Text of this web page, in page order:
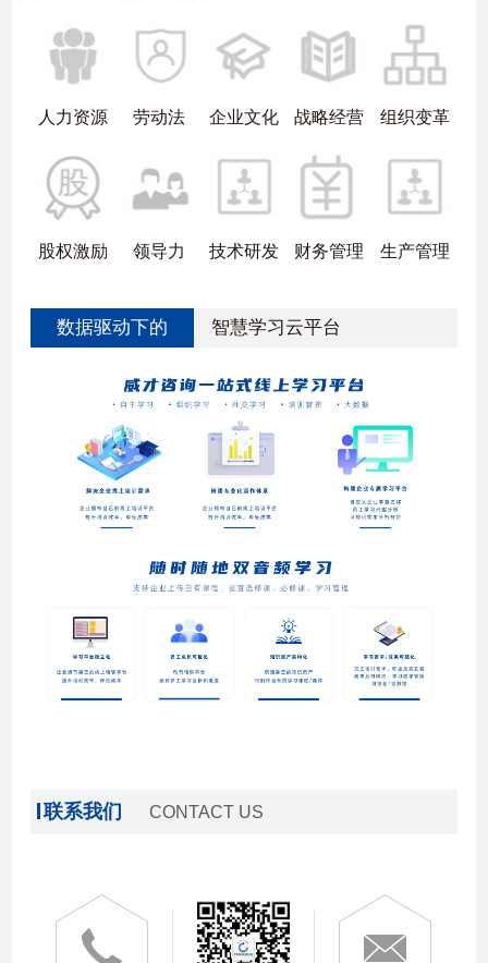
人力资源 劳动法 企业文化 战略经营 组织变革
股权激励 领导力 技术研发 财务管理 生产管理
数据驱动下的 智慧学习云平台
联系我们 CONTACT US